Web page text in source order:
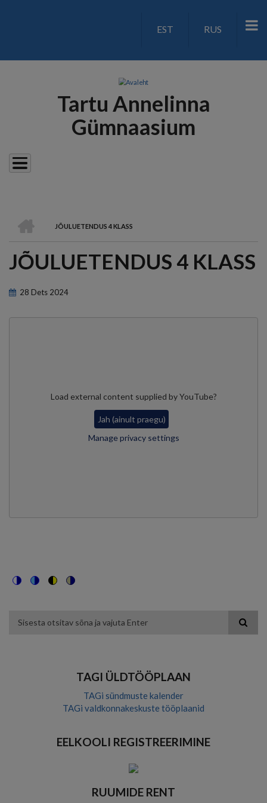
LANGUAGE
EST RUS
Tartu Annelinna
Gümnaasium
LEIVAPURU
JÕULUETENDUS 4 KLASS
JÕULUETENDUS 4 KLASS
28 Dets 2024
Load external content supplied byYouTube?
Jah (ainult praegu)
Manage privacy settings
color
high
soft
theme
TAGI ÜLDTÖÖPLAAN
TAGi sündmuste kalender
TAGi valdkonnakeskuste tööplaanid
EELKOOLI REGISTREERIMINE
RUUMIDE RENT